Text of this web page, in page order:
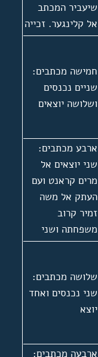
שיעביר המכתב
אל קלינגער. זכייה
בפרס של האגודה
חמישה מכתבים:
שניים נכנסים
ושלושה יוצאים
ארבע מכתבים:
שני יוצאים אל
מרים קראנט ועם
העתק אל משה
זמיר קרוב
משפחתה ושני
נכנסים ממשה
קביעת לוח זכרון
לאחייניתה שרה
זאלץ. מכתב נכנס
שלושה מכתבים:
שני נכנסים ואחד
יוצא
ארבעה מכתבים: